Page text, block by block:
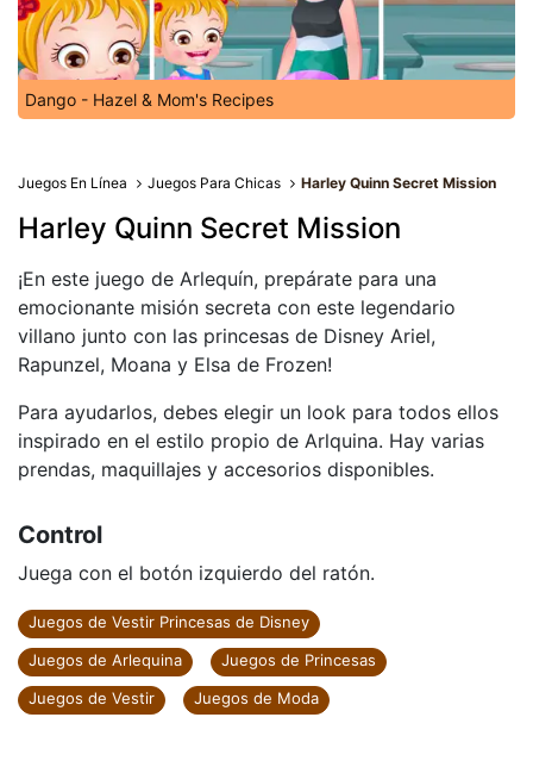
Dango - Hazel & Mom's Recipes
Juegos En Línea Juegos Para Chicas Harley Quinn Secret Mission
Harley Quinn Secret Mission
¡En este juego de Arlequín, prepárate para una
emocionante misión secreta con este legendario
villano junto con las princesas de Disney Ariel,
Rapunzel, Moana y Elsa de Frozen!
Para ayudarlos, debes elegir un look para todos ellos
inspirado en el estilo propio de Arlquina. Hay varias
prendas, maquillajes y accesorios disponibles.
Control
Juega con el botón izquierdo del ratón.
Juegos de Vestir Princesas de Disney
Juegos de Arlequina
Juegos de Princesas
Juegos de Vestir
Juegos de Moda